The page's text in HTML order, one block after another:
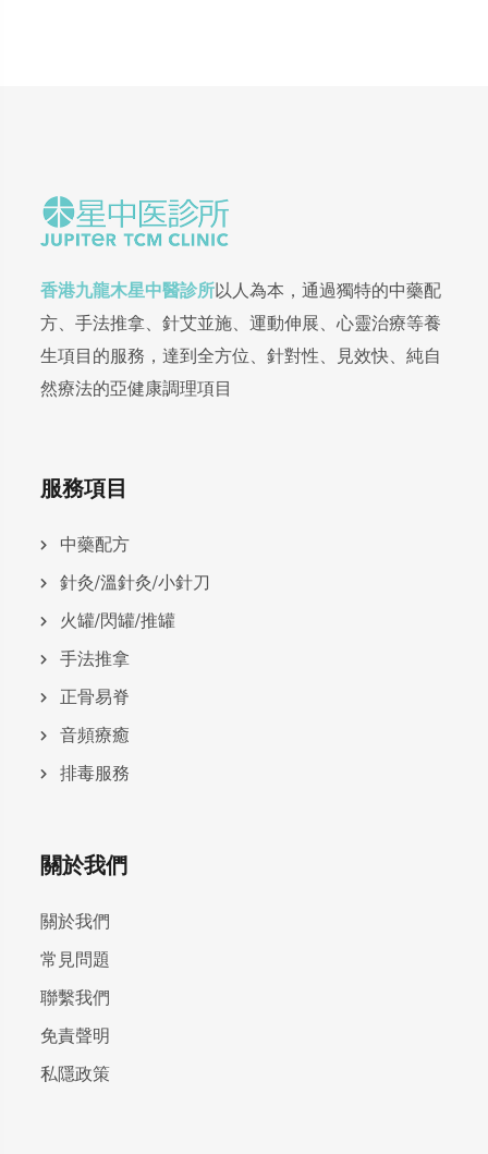
香港九龍木星中醫診所以人為本，通過獨特的中藥配
方、手法推拿、針艾並施、運動伸展、心靈治療等養
生項目的服務，達到全方位、針對性、見效快、純自
然療法的亞健康調理項目
服務項目
中藥配方
針灸/溫針灸/小針刀
火罐/閃罐/推罐
手法推拿
正骨易脊
⾳頻療癒
排毒服務
關於我們
關於我們
常見問題
聯繫我們
免責聲明
私隱政策